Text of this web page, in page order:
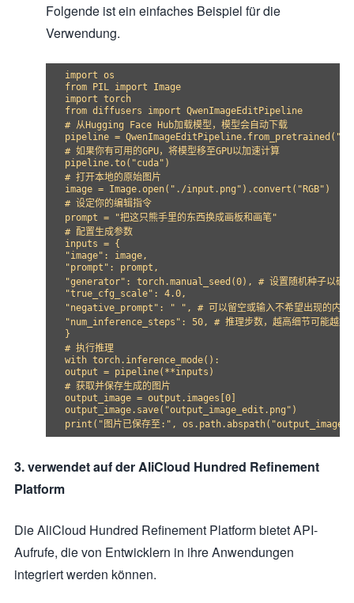
Folgende ist ein einfaches Beispiel für die
Verwendung.
import os
from PIL import Image
import torch
from diffusers import QwenImageEditPipeline
# 从Hugging Face Hub加载模型，模型会自动下载
pipeline =
# 如果你有可用的GPU，将模型移至GPU以加速计算
pipeline.to("cuda")
# 打开本地的原始图片
image = Image.open("./input.png").convert("RGB")
# 设定你的编辑指令
prompt = "把这只熊手里的东西换成画板和画笔"
# 配置生成参数
inputs = {
"image": image,
"prompt": prompt,
"generator": torch.manual_seed(0), # 设置随机种子以确保
"true_cfg_scale": 4.0,
"negative_prompt": " ", # 可以留空或输入不希望出现的内容
"num_inference_steps": 50, # 推理步数，越高细节可能越好
}
# 执行推理
with torch.inference_mode():
output = pipeline(**inputs)
# 获取并保存生成的图片
output_image = output.images[0]
output_image.save("output_image_edit.png")
3. verwendet auf der AliCloud Hundred Refinement
Platform
Die AliCloud Hundred Refinement Platform bietet API-
Aufrufe, die von Entwicklern in ihre Anwendungen
integriert werden können.